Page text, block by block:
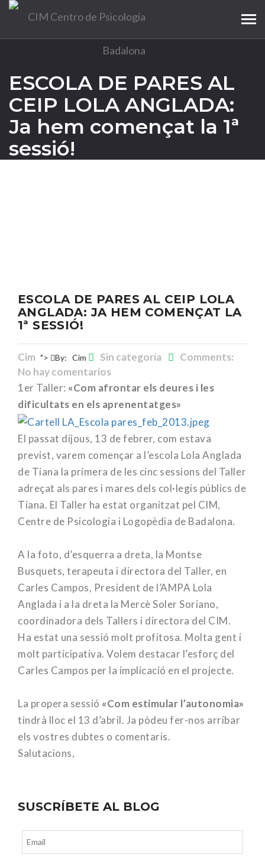
ESCOLA DE PARES AL
CEIP LOLA ANGLADA:
Ja hem començat la 1ª
sessió!
ESCOLA DE PARES AL CEIP LOLA
ANGLADA: JA HEM COMENÇAT LA
1ª SESSIÓ!
Cim "> By: Cim Sin categoría
Comments:
No hay comentarios
1er Taller: «Com afrontar els deures i les
dificultats en els aprenentatges»
El passat dijous, 13 de febrer, com estava
previst, varem començar a l’escola Lola Anglada
de Tiana la primera de les cinc sessions del Taller
adreçat als pares i mares dels col·legis públics de
Tiana. El Taller ha estat organitzat pel CIM,
Centre de Psicologia i Logopèdia de Badalona.
A la foto, d’esquerra a dreta, la Montse
Busquets, terapeuta i directora del Taller, en
Carles Campos, President de l’AMPA Lola
Anglada i a la dreta la Mercè Soler Soriano,
coordinadora dels Tallers i directora del CIM.
Ha estat una sessió molt profitosa. Molta gent i
molt participativa. Volem destacar l’esforç del
Carles Campos per la implicació en el projecte.
La propera sessió «Com estimular l’autonomia»
tindrà lloc el 13 d’abril. Ja pòdeu fer-nos arribar
els vostres dubtes o comentaris.
Salutacions,
SUSCRÍBETE AL BLOG